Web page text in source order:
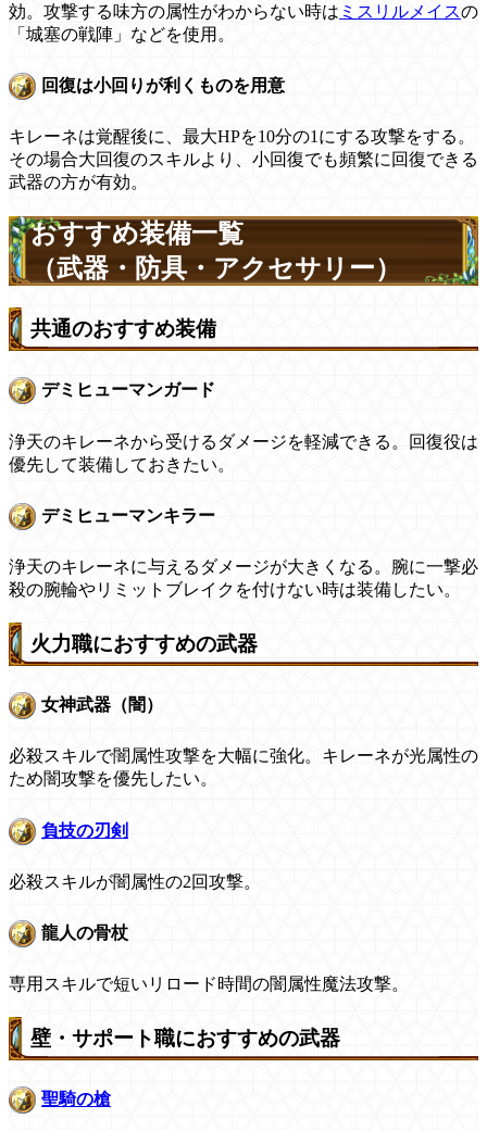
効。攻撃する味方の属性がわからない時は ミスリルメイスの
「城塞の戦陣」などを使用。
回復は小回りが利くものを用意
キレーネは覚醒後に、最大HPを10分の1にする攻撃をする。
その場合大回復のスキルより、小回復でも頻繁に回復できる
武器の方が有効。
おすすめ装備一覧
（武器・防具・アクセサリー）
共通のおすすめ装備
デミヒューマンガード
浄天のキレーネから受けるダメージを軽減できる。回復役は
優先して装備しておきたい。
デミヒューマンキラー
浄天のキレーネに与えるダメージが大きくなる。腕に一撃必
殺の腕輪やリミットブレイクを付けない時は装備したい。
火力職におすすめの武器
女神武器（闇）
必殺スキルで闇属性攻撃を大幅に強化。キレーネが光属性の
ため闇攻撃を優先したい。
負技の刃剣
必殺スキルが闇属性の2回攻撃。
龍人の骨杖
専用スキルで短いリロード時間の闇属性魔法攻撃。
壁・サポート職におすすめの武器
聖騎の槍